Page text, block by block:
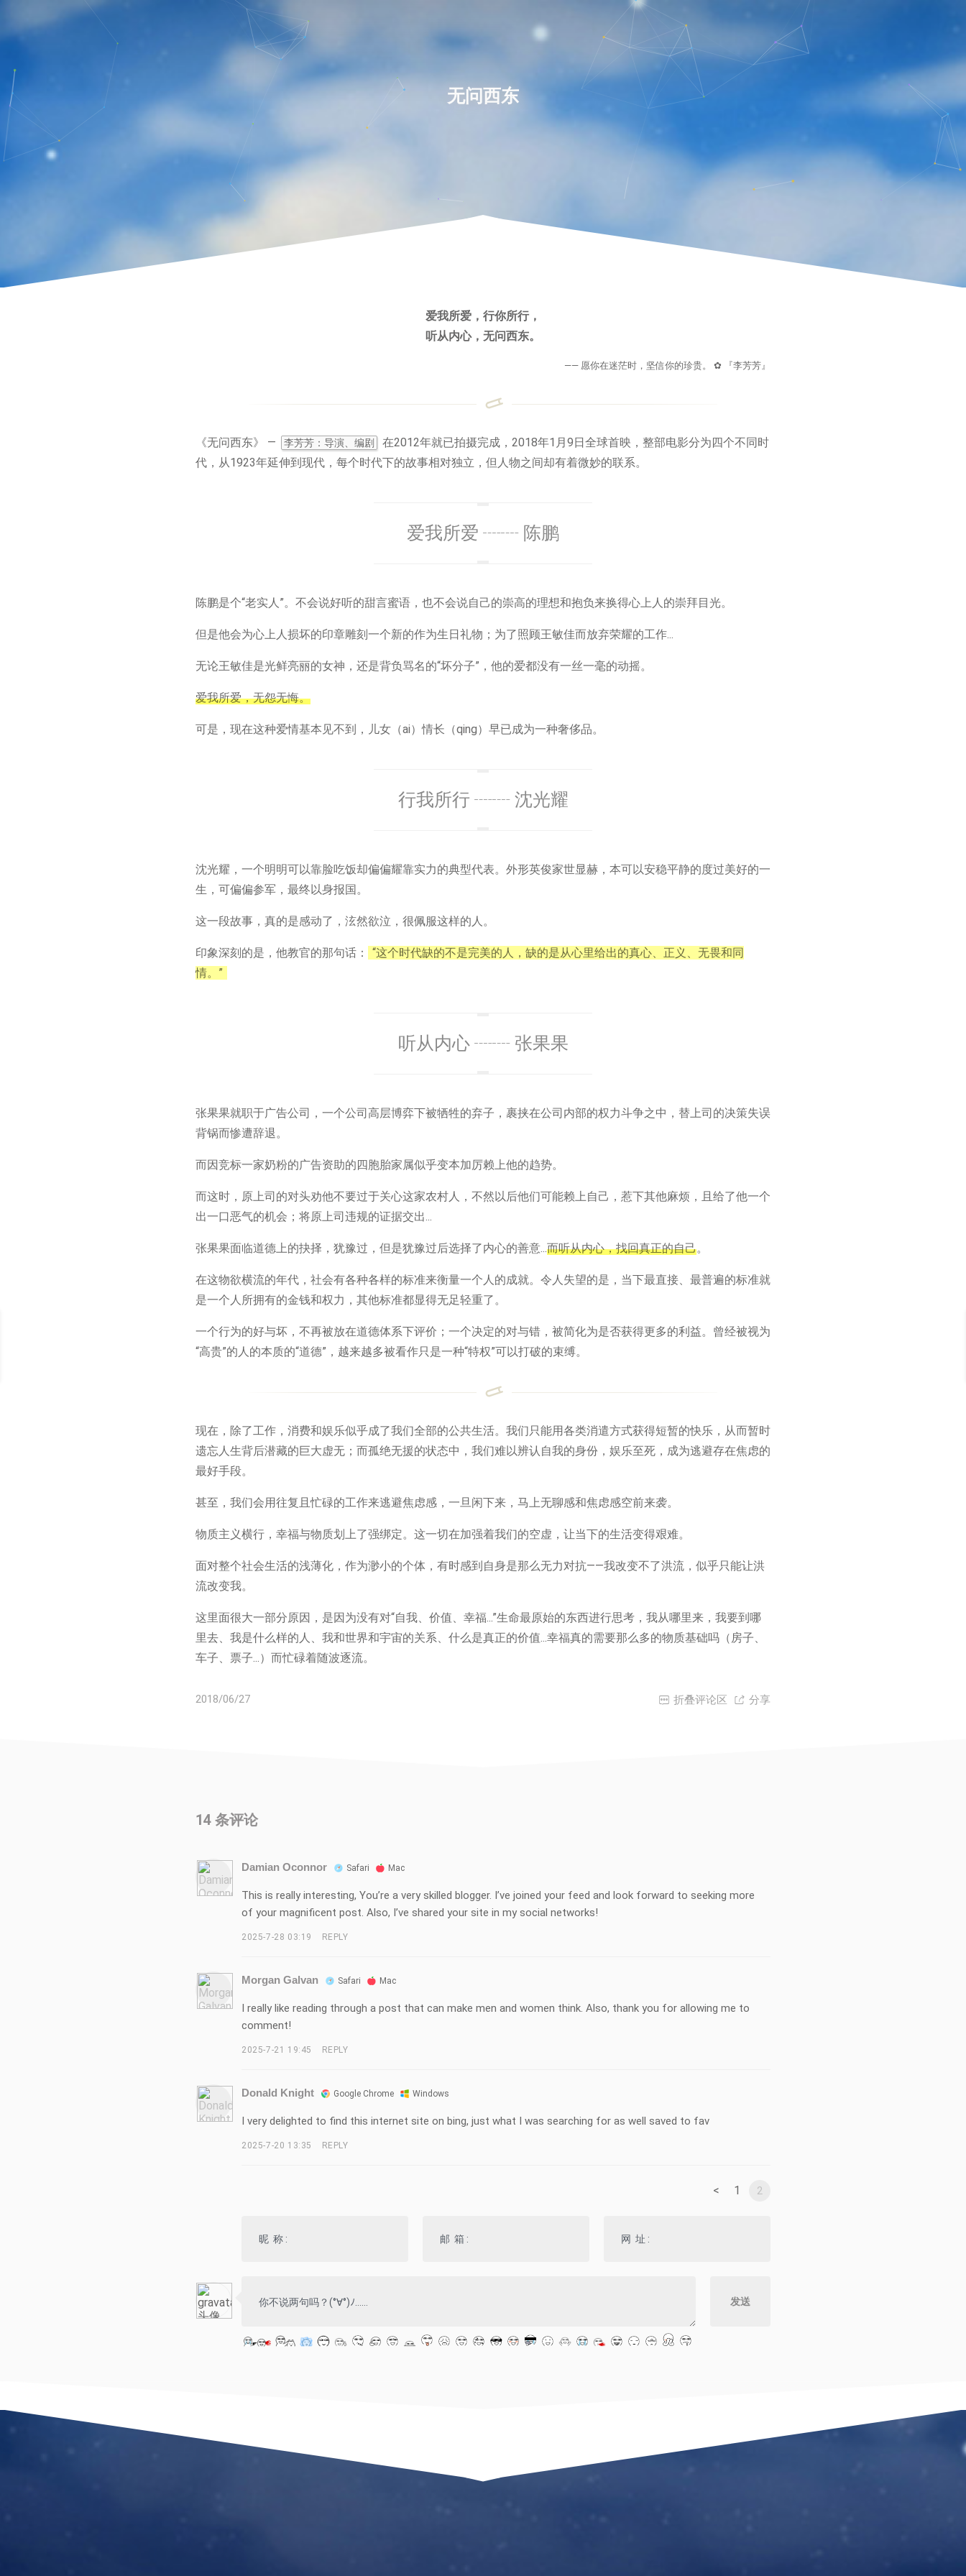
无问西东
爱我所爱，行你所行，
听从内心，无问西东。
—— 愿你在迷茫时，坚信你的珍贵。 ✿ 『李芳芳』
《无问西东》 — 李芳芳：导演、编剧
在2012年就已拍摄完成，2018年1月9日全球首映，整部电影分为四个不同时
代，从1923年延伸到现代，每个时代下的故事相对独立，但人物之间却有着微妙的联系。
爱我所爱 ┈┈ 陈鹏
陈鹏是个“老实人”。不会说好听的甜言蜜语，也不会说自己的崇高的理想和抱负来换得心上人的崇拜目光。
但是他会为心上人损坏的印章雕刻一个新的作为生日礼物；为了照顾王敏佳而放弃荣耀的工作...
无论王敏佳是光鲜亮丽的女神，还是背负骂名的“坏分子”，他的爱都没有一丝一毫的动摇。
爱我所爱，无怨无悔。
可是，现在这种爱情基本见不到，儿女（ai）情长（qing）早已成为一种奢侈品。
行我所行 ┈┈ 沈光耀
沈光耀，一个明明可以靠脸吃饭却偏偏耀靠实力的典型代表。外形英俊家世显赫，本可以安稳平静的度过美好的一
生，可偏偏参军，最终以身报国。
这一段故事，真的是感动了，泫然欲泣，很佩服这样的人。
印象深刻的是，他教官的那句话：
“这个时代缺的不是完美的人，缺的是从心里给出的真心、正义、无畏和同
情。”
听从内心 ┈┈ 张果果
张果果就职于广告公司，一个公司高层博弈下被牺牲的弃子，裹挟在公司内部的权力斗争之中，替上司的决策失误
背锅而惨遭辞退。
而因竞标一家奶粉的广告资助的四胞胎家属似乎变本加厉赖上他的趋势。
而这时，原上司的对头劝他不要过于关心这家农村人，不然以后他们可能赖上自己，惹下其他麻烦，且给了他一个
出一口恶气的机会；将原上司违规的证据交出...
张果果面临道德上的抉择，犹豫过，但是犹豫过后选择了内心的善意...而听从内心，找回真正的自己。
在这物欲横流的年代，社会有各种各样的标准来衡量一个人的成就。令人失望的是，当下最直接、最普遍的标准就
是一个人所拥有的金钱和权力，其他标准都显得无足轻重了。
一个行为的好与坏，不再被放在道德体系下评价；一个决定的对与错，被简化为是否获得更多的利益。曾经被视为
“高贵”的人的本质的“道德”，越来越多被看作只是一种“特权”可以打破的束缚。
现在，除了工作，消费和娱乐似乎成了我们全部的公共生活。我们只能用各类消遣方式获得短暂的快乐，从而暂时
遗忘人生背后潜藏的巨大虚无；而孤绝无援的状态中，我们难以辨认自我的身份，娱乐至死，成为逃避存在焦虑的
最好手段。
甚至，我们会用往复且忙碌的工作来逃避焦虑感，一旦闲下来，马上无聊感和焦虑感空前来袭。
物质主义横行，幸福与物质划上了强绑定。这一切在加强着我们的空虚，让当下的生活变得艰难。
面对整个社会生活的浅薄化，作为渺小的个体，有时感到自身是那么无力对抗——我改变不了洪流，似乎只能让洪
流改变我。
这里面很大一部分原因，是因为没有对“自我、价值、幸福...”生命最原始的东西进行思考，我从哪里来，我要到哪
里去、我是什么样的人、我和世界和宇宙的关系、什么是真正的价值...幸福真的需要那么多的物质基础吗（房子、
车子、票子...）而忙碌着随波逐流。
2018/06/27  分享
 折叠评论区
14 条评论
Damian Oconnor Safari Mac
This is really interesting, You’re a very skilled blogger. I’ve joined your feed and look forward to seeking more
of your magnificent post. Also, I’ve shared your site in my social networks!
2025-7-28 03:19 REPLY
Morgan Galvan Safari Mac
I really like reading through a post that can make men and women think. Also, thank you for allowing me to
comment!
2025-7-21 19:45 REPLY
Donald Knight Google Chrome Windows
I very delighted to find this internet site on bing, just what I was searching for as well saved to fav
2025-7-20 13:35 REPLY
< 1 2